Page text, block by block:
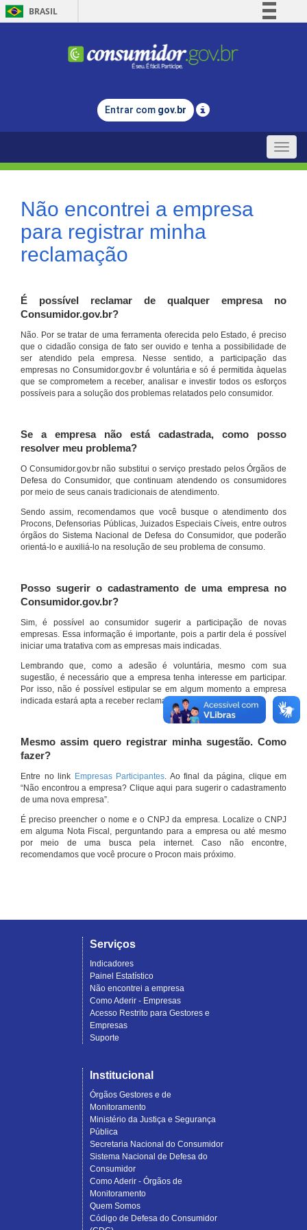
BRASIL
Comunica BR
Legislação
Entrar com gov.br
Toggle
Não encontrei a empresa
para registrar minha
reclamação
É possível reclamar de qualquer empresa no
Consumidor.gov.br?
Não. Por se tratar de uma ferramenta oferecida pelo Estado, é preciso
que o cidadão consiga de fato ser ouvido e tenha a possibilidade de
ser atendido pela empresa. Nesse sentido, a participação das
empresas no Consumidor.gov.br é voluntária e só é permitida àquelas
que se comprometem a receber, analisar e investir todos os esforços
possíveis para a solução dos problemas relatados pelo consumidor.
Se a empresa não está cadastrada, como posso
resolver meu problema?
O Consumidor.gov.br não substitui o serviço prestado pelos Órgãos de
Defesa do Consumidor, que continuam atendendo os consumidores
por meio de seus canais tradicionais de atendimento.
Sendo assim, recomendamos que você busque o atendimento dos
Procons, Defensorias Públicas, Juizados Especiais Cíveis, entre outros
órgãos do Sistema Nacional de Defesa do Consumidor, que poderão
orientá-lo e auxiliá-lo na resolução de seu problema de consumo.
Posso sugerir o cadastramento de uma empresa no
Consumidor.gov.br?
Sim, é possível ao consumidor sugerir a participação de novas
empresas. Essa informação é importante, pois a partir dela é possível
iniciar uma tratativa com as empresas mais indicadas.
Lembrando que, como a adesão é voluntária, mesmo com sua
sugestão, é necessário que a empresa tenha interesse em participar.
Por isso, não é possível estipular se em algum momento a empresa
indicada estará apta a receber reclamações por meio do site.
Mesmo assim quero registrar minha sugestão. Como
fazer?
Entre no link Empresas Participantes. Ao final da página, clique em
“Não encontrou a empresa? Clique aqui para sugerir o cadastramento
de uma nova empresa”.
É preciso preencher o nome e o CNPJ da empresa. Localize o CNPJ
em alguma Nota Fiscal, perguntando para a empresa ou até mesmo
por meio de uma busca pela internet. Caso não encontre,
recomendamos que você procure o Procon mais próximo.
Serviços
Indicadores
Painel Estatístico
Não encontrei a empresa
Como Aderir - Empresas
Acesso Restrito para Gestores e
Empresas
Suporte
Institucional
Órgãos Gestores e de
Monitoramento
Ministério da Justiça e Segurança
Pública
Secretaria Nacional do Consumidor
Sistema Nacional de Defesa do
Consumidor
Como Aderir - Órgãos de
Monitoramento
Quem Somos
Código de Defesa do Consumidor